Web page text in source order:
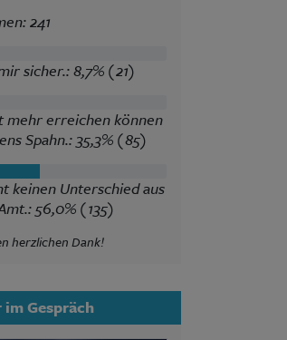
241
sicher.: 8,7% (21)
mehr erreichen können
Spahn.: 35,3% (85)
keinen Unterschied aus
56,0% (135)
herzlichen Dank!
im Gespräch